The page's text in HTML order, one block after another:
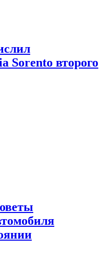
Sorento второго